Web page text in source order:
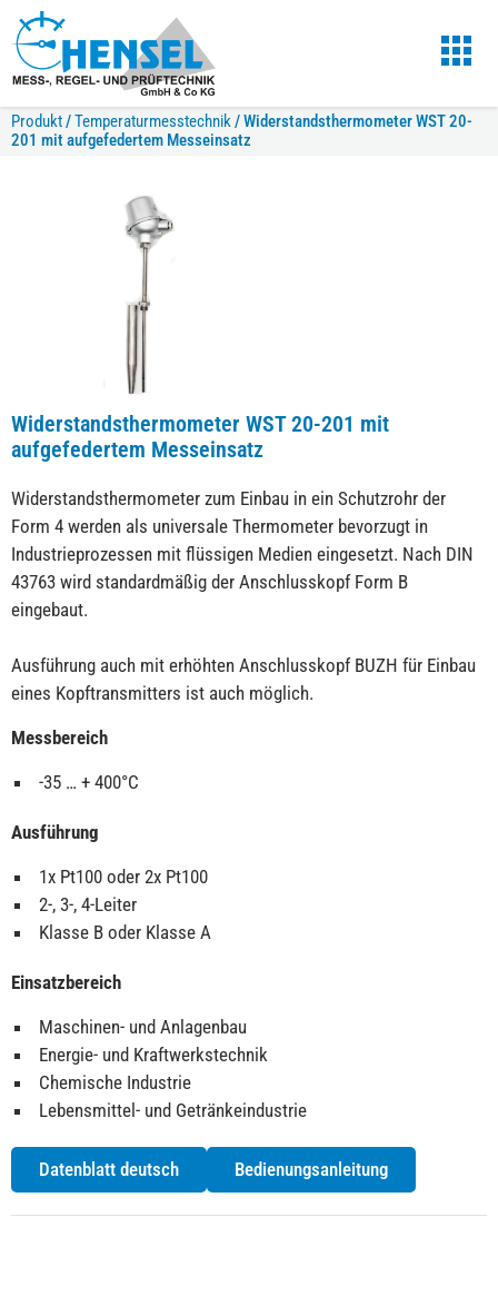
Produkt/Temperaturmesstechnik/Widerstandsthermometer WST 20-
201 mit aufgefedertem Messeinsatz
Widerstandsthermometer WST 20-201 mit
aufgefedertem Messeinsatz
Widerstandsthermometer zum Einbau in ein Schutzrohr der
Form 4 werden als universale Thermometer bevorzugt in
Industrieprozessen mit flüssigen Medien eingesetzt. Nach DIN
43763 wird standardmäßig der Anschlusskopf Form B
eingebaut.
Ausführung auch mit erhöhten Anschlusskopf BUZH für Einbau
eines Kopftransmitters ist auch möglich.
Messbereich
-35 … + 400°C
Ausführung
1x Pt100 oder 2x Pt100
2-, 3-, 4-Leiter
Klasse B oder Klasse A
Einsatzbereich
Maschinen- und Anlagenbau
Energie- und Kraftwerkstechnik
Chemische Industrie
Lebensmittel- und Getränkeindustrie
Datenblatt deutsch Bedienungsanleitung